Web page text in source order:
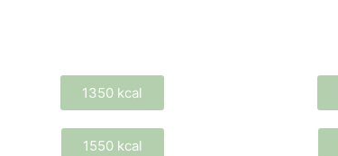
1350 kcal
1550 kcal